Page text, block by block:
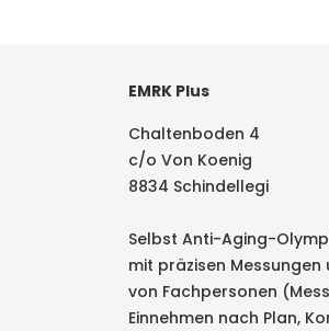
EMRK Plus
Chaltenboden 4
c/o Von Koenig
8834 Schindellegi
Selbst Anti-Aging-
mit präzisen
von Fachpersonen
Einnehmen nach Plan,